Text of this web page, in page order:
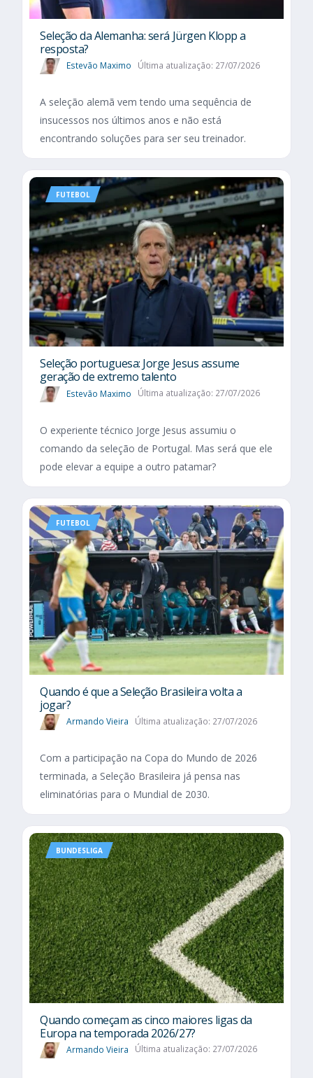
Seleção da Alemanha: será Jürgen Klopp a
resposta?
Estevão Maximo Última atualização: 27/07/2026
A seleção alemã vem tendo uma sequência de
insucessos nos últimos anos e não está
encontrando soluções para ser seu treinador.
FUTEBOL
Seleção portuguesa: Jorge Jesus assume
geração de extremo talento
Estevão Maximo Última atualização: 27/07/2026
O experiente técnico Jorge Jesus assumiu o
comando da seleção de Portugal. Mas será que ele
pode elevar a equipe a outro patamar?
FUTEBOL
Quando é que a Seleção Brasileira volta a
jogar?
Armando Vieira Última atualização: 27/07/2026
Com a participação na Copa do Mundo de 2026
terminada, a Seleção Brasileira já pensa nas
eliminatórias para o Mundial de 2030.
BUNDESLIGA
Quando começam as cinco maiores ligas da
Europa na temporada 2026/27?
Armando Vieira Última atualização: 27/07/2026